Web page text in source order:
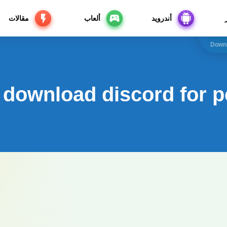
أندرويد ألعاب مقالات
download discord for